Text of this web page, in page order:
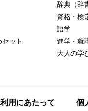
ット
辞典（辞
資格・検
語学
進学・就
大人の学
用にあたって 個